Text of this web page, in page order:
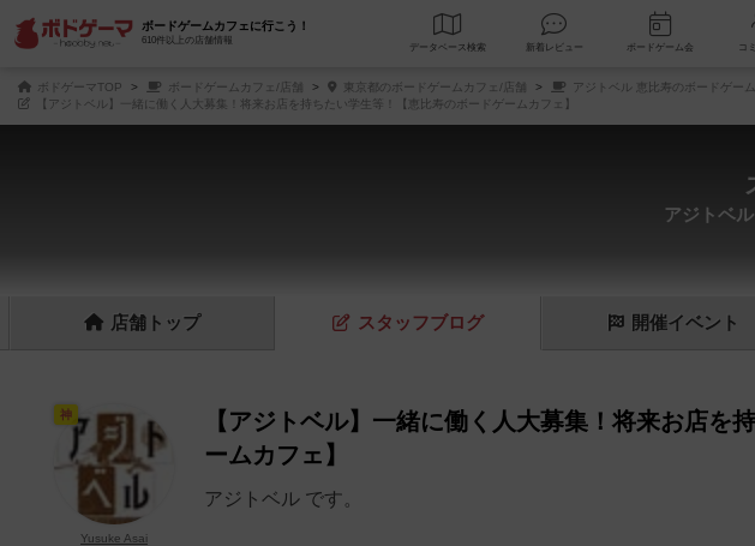
ボードゲームカフェに行こう！
610件以上の店舗情報
データベース 検索 新着レビュー ボードゲー
ボドゲーマTOP ボードゲームカフェ/店舗 東京都のボードゲームカフェ/店舗 アジトベル 恵比寿のボードゲー
【アジトベル】一緒に働く人大募集！将来お店を持ちたい学生等！【恵比寿のボードゲームカフェ】
アジトベ
店舗 トップ スタッフブログ 開催イベント
【アジトベル】一緒に働く人大募集！将来お店を
ームカフェ】
アジトベル です。
神
Yusuke Asai